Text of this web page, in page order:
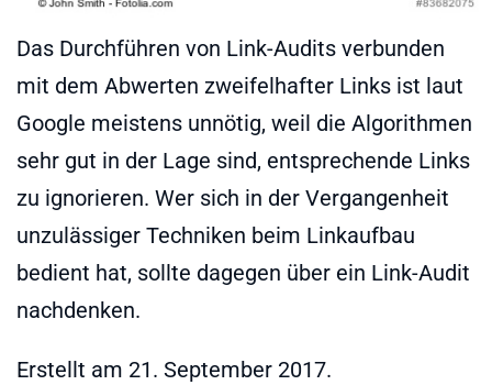
Das Durchführen von Link-Audits verbunden
mit dem Abwerten zweifelhafter Links ist laut
Google meistens unnötig, weil die Algorithmen
sehr gut in der Lage sind, entsprechende Links
zu ignorieren. Wer sich in der Vergangenheit
unzulässiger Techniken beim Linkaufbau
bedient hat, sollte dagegen über ein Link-Audit
nachdenken.
Erstellt am 21. September 2017.